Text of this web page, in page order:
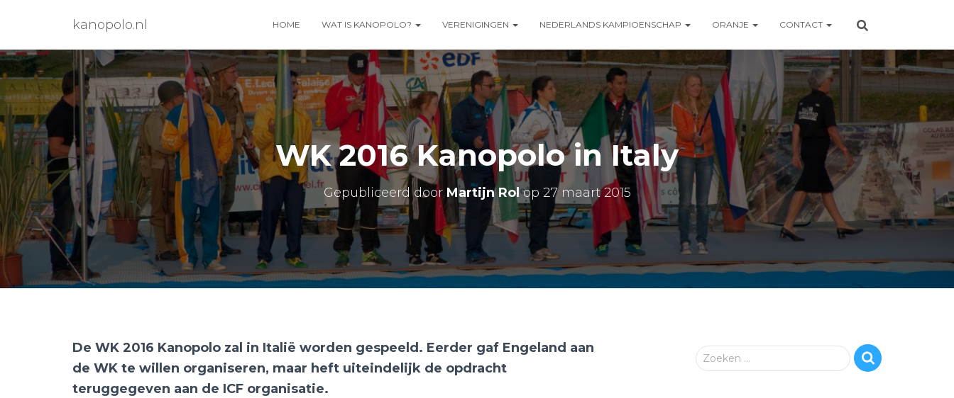
kanopolo.nl HOME WAT IS KANOPOLO? VERENIGINGEN NEDERLANDS KAMPIOENSCHAP ORANJE CONTACT
WK 2016 Kanopolo in Italy
Gepubliceerd door Martijn Rol op 27 maart 2015
De WK 2016 Kanopolo zal in Italië worden gespeeld. Eerder gaf Engeland aan
de WK te willen organiseren, maar heft uiteindelijk de opdracht
teruggegeven aan de ICF organisatie.
Z Zoeken …